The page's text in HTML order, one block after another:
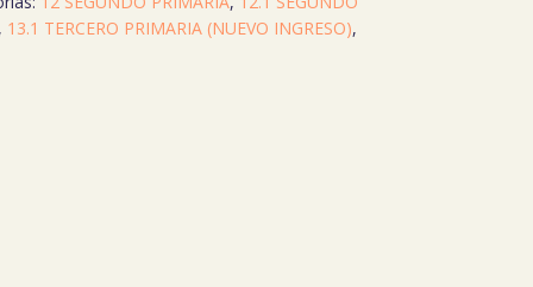
, 13.1 TERCERO PRIMARIA (NUEVO INGRESO),